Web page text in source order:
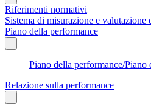
Riferimenti normativi
Sistema di misurazione e valutazione
Piano della performance
Piano della performance/Piano
Relazione sulla performance